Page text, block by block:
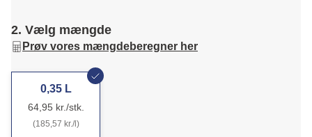
2. Vælg mængde
Prøv vores mængdeberegner her
0,35 L
64,95 kr./stk.
(185,57 kr./l)